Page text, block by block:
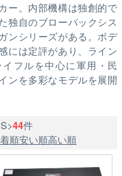
ー。内部機構は独創的で
独自のブローバックシス
ンシリーズがある。ボデ
には定評があり、ライン
フルを中心に軍用・民
ンを多彩なモデルを展開
44件
順安い順高い順